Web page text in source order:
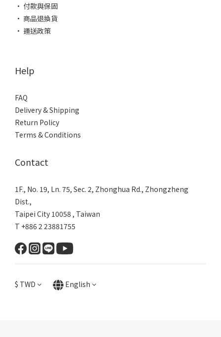
• 付款與保固
• 商品退換貨
• 運送政策
Help
FAQ
Delivery & Shipping
Return Policy
Terms & Conditions
Contact
1F., No. 19, Ln. 75, Sec. 2, Zhonghua Rd., Zhongzheng
Dist.,
Taipei City 10058 , Taiwan
T +886 2 23881755
$ TWD English